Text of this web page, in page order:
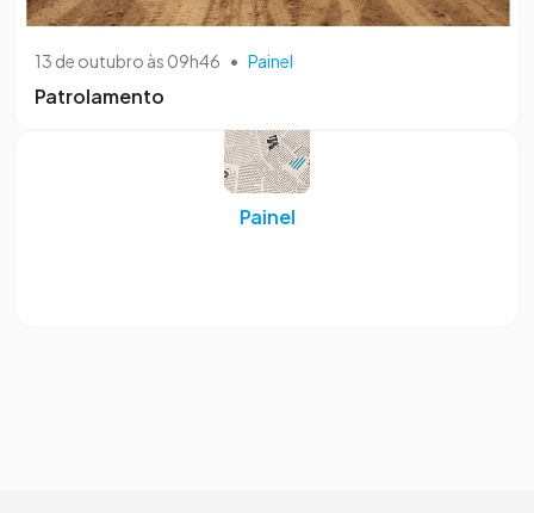
13 de outubro às 09h46 • Painel
Patrolamento
Painel